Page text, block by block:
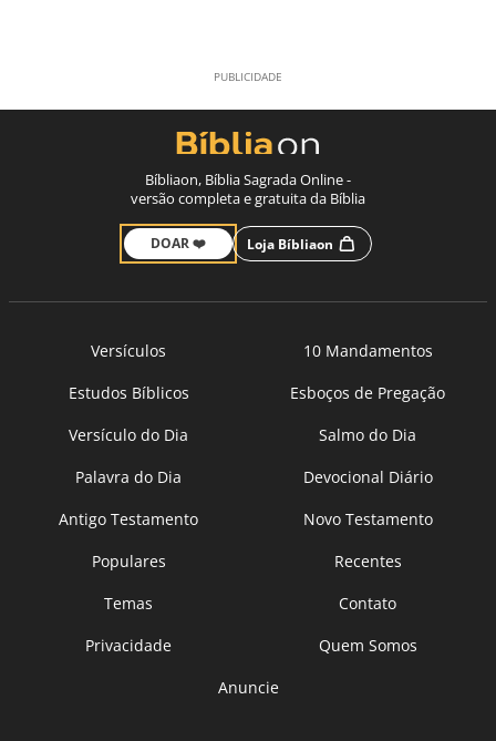
Bíbliaon, Bíblia Sagrada Online -
versão completa e gratuita da Bíblia
DOAR ❤️ Loja Bíbliaon
Versículos
10 Mandamentos
Estudos Bíblicos
Esboços de Pregação
Versículo do Dia
Salmo do Dia
Palavra do Dia
Devocional Diário
Antigo Testamento
Novo Testamento
Populares
Recentes
Temas
Contato
Privacidade
Quem Somos
Anuncie